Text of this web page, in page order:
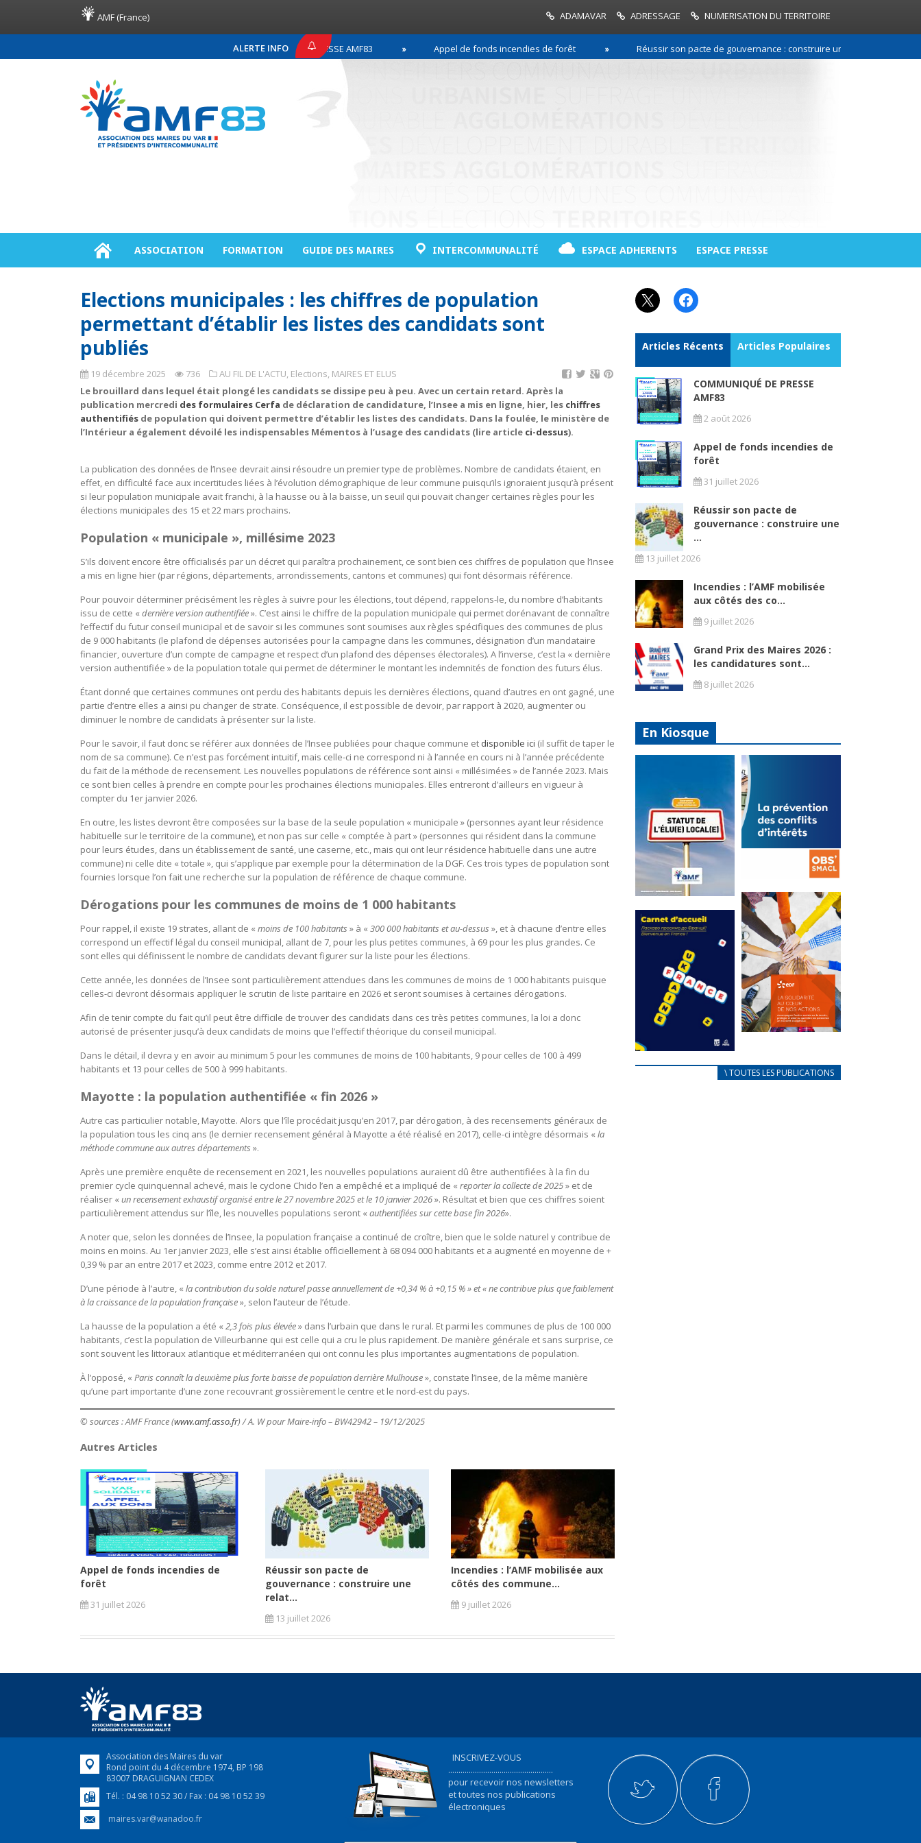
AMF (France) ADAMAVAR ADRESSAGE NUMERISATION DU TERRITOIRE
ALERTE INFO
COMMUNIQUÉ DE PRESSE AMF83 Appel de fonds incendies de forêt Réussir son pacte de gouvernance : construire une relation de
ASSOCIATION FORMATION GUIDE DES MAIRES INTERCOMMUNALITÉ ESPACE ADHERENTS ESPACE PRESSE
Elections municipales : les chiffres de population
permettant d’établir les listes des candidats sont
publiés
19 décembre 2025 736 AU FIL DE L'ACTU, Elections, MAIRES ET ELUS
Le brouillard dans lequel était plongé les candidats se dissipe peu à peu. Avec un certain retard. Après la
publication mercredi des formulaires Cerfa de déclaration de candidature, l’Insee a mis en ligne, hier, les chiffres
authentifiés de population qui doivent permettre d’établir les listes des candidats. Dans la foulée, le ministère de
l’Intérieur a également dévoilé les indispensables Mémentos à l’usage des candidats (lire article ci-dessus).
La publication des données de l’Insee devrait ainsi résoudre un premier type de problèmes. Nombre de candidats étaient, en
effet, en difficulté face aux incertitudes liées à l’évolution démographique de leur commune puisqu’ils ignoraient jusqu’à présent
si leur population municipale avait franchi, à la hausse ou à la baisse, un seuil qui pouvait changer certaines règles pour les
élections municipales des 15 et 22 mars prochains.
Population « municipale », millésime 2023
S’ils doivent encore être officialisés par un décret qui paraîtra prochainement, ce sont bien ces chiffres de population que l’Insee
a mis en ligne hier (par régions, départements, arrondissements, cantons et communes) qui font désormais référence.
Pour pouvoir déterminer précisément les règles à suivre pour les élections, tout dépend, rappelons-le, du nombre d’habitants
issu de cette « dernière version authentifiée». C’est ainsi le chiffre de la population municipale qui permet dorénavant de connaître
l’effectif du futur conseil municipal et de savoir si les communes sont soumises aux règles spécifiques des communes de plus
de 9 000 habitants (le plafond de dépenses autorisées pour la campagne dans les communes, désignation d’un mandataire
financier, ouverture d’un compte de campagne et respect d’un plafond des dépenses électorales). A l’inverse, c’est la « dernière
version authentifiée » de la population totale qui permet de déterminer le montant les indemnités de fonction des futurs élus.
Étant donné que certaines communes ont perdu des habitants depuis les dernières élections, quand d’autres en ont gagné, une
partie d’entre elles a ainsi pu changer de strate. Conséquence, il est possible de devoir, par rapport à 2020, augmenter ou
diminuer le nombre de candidats à présenter sur la liste.
Pour le savoir, il faut donc se référer aux données de l’Insee publiées pour chaque commune et disponible ici (il suffit de taper le
nom de sa commune). Ce n’est pas forcément intuitif, mais celle-ci ne correspond ni à l’année en cours ni à l’année précédente
du fait de la méthode de recensement. Les nouvelles populations de référence sont ainsi « millésimées » de l’année 2023. Mais
ce sont bien celles à prendre en compte pour les prochaines élections municipales. Elles entreront d’ailleurs en vigueur à
compter du 1er janvier 2026.
En outre, les listes devront être composées sur la base de la seule population « municipale » (personnes ayant leur résidence
habituelle sur le territoire de la commune), et non pas sur celle « comptée à part » (personnes qui résident dans la commune
pour leurs études, dans un établissement de santé, une caserne, etc., mais qui ont leur résidence habituelle dans une autre
commune) ni celle dite « totale », qui s’applique par exemple pour la détermination de la DGF. Ces trois types de population sont
fournies lorsque l’on fait une recherche sur la population de référence de chaque commune.
Dérogations pour les communes de moins de 1 000 habitants
Pour rappel, il existe 19 strates, allant de « moins de 100 habitants » à « 300 000 habitants et au-dessus », et à chacune d’entre elles
correspond un effectif légal du conseil municipal, allant de 7, pour les plus petites communes, à 69 pour les plus grandes. Ce
sont elles qui définissent le nombre de candidats devant figurer sur la liste pour les élections.
Cette année, les données de l’Insee sont particulièrement attendues dans les communes de moins de 1 000 habitants puisque
celles-ci devront désormais appliquer le scrutin de liste paritaire en 2026 et seront soumises à certaines dérogations.
Afin de tenir compte du fait qu’il peut être difficile de trouver des candidats dans ces très petites communes, la loi a donc
autorisé de présenter jusqu’à deux candidats de moins que l’effectif théorique du conseil municipal.
Dans le détail, il devra y en avoir au minimum 5 pour les communes de moins de 100 habitants, 9 pour celles de 100 à 499
habitants et 13 pour celles de 500 à 999 habitants.
Mayotte : la population authentifiée « fin 2026 »
Autre cas particulier notable, Mayotte. Alors que l’île procédait jusqu’en 2017, par dérogation, à des recensements généraux de
la population tous les cinq ans (le dernier recensement général à Mayotte a été réalisé en 2017), celle-ci intègre désormais « la
méthode commune aux autres départements ».
Après une première enquête de recensement en 2021, les nouvelles populations auraient dû être authentifiées à la fin du
premier cycle quinquennal achevé, mais le cyclone Chido l’en a empêché et a impliqué de « reporter la collecte de 2025» et de
réaliser « un recensement exhaustif organisé entre le 27 novembre 2025 et le 10 janvier 2026». Résultat et bien que ces chiffres soient
particulièrement attendus sur l’île, les nouvelles populations seront « authentifiées sur cette base fin 2026».
A noter que, selon les données de l’Insee, la population française a continué de croître, bien que le solde naturel y contribue de
moins en moins. Au 1er janvier 2023, elle s’est ainsi établie officiellement à 68 094 000 habitants et a augmenté en moyenne de +
0,39 % par an entre 2017 et 2023, comme entre 2012 et 2017.
D’une période à l’autre, « la contribution du solde naturel passe annuellement de +0,34 % à +0,15 % » et « ne contribue plus que faiblement
à la croissance de la population française», selon l’auteur de l’étude.
La hausse de la population a été « 2,3 fois plus élevée» dans l’urbain que dans le rural. Et parmi les communes de plus de 100 000
habitants, c’est la population de Villeurbanne qui est celle qui a cru le plus rapidement. De manière générale et sans surprise, ce
sont souvent les littoraux atlantique et méditerranéen qui ont connu les plus importantes augmentations de population.
À l’opposé, « Paris connaît la deuxième plus forte baisse de population derrière Mulhouse», constate l’Insee, de la même manière
qu’une part importante d’une zone recouvrant grossièrement le centre et le nord-est du pays.
© sources : AMF France (www.amf.asso.fr) / A. W pour Maire-info– BW42942– 19/12/2025
Autres Articles
Appel de fonds incendies de
forêt
31 juillet 2026
Réussir son pacte de
gouvernance : construire une
relat...
13 juillet 2026
Incendies : l’AMF mobilisée aux
côtés des commune...
9 juillet 2026
X Facebook
Articles Récents Articles Populaires
COMMUNIQUÉ DE PRESSE
AMF83
2 août 2026
Appel de fonds incendies de
forêt
31 juillet 2026
Réussir son pacte de
gouvernance : construire une
...
13 juillet 2026
Incendies : l’AMF mobilisée
aux côtés des co...
9 juillet 2026
Grand Prix des Maires 2026 :
les candidatures sont...
8 juillet 2026
En Kiosque
Statut de
l’élu local
Mise à jour avril
2024
FEUILLETER
La
prévention
des conflits
d’intérêts
18 septembre 2023
FEUILLETER
au coeur de
nos actions
\ TOUTES LES PUBLICATIONS
Association des Maires du var
Rond point du 4 décembre 1974, BP 198
83007 DRAGUIGNAN CEDEX
Tél. : 04 98 10 52 30 / Fax : 04 98 10 52 39
maires.var@wanadoo.fr
INSCRIVEZ-VOUS
...................................................
pour recevoir nos newsletters
et toutes nos publications
électroniques